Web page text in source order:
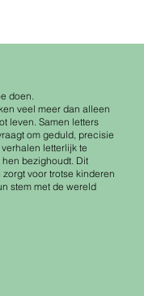
doen.
veel meer dan alleen
leven. Samen letters
om geduld, precisie
letterlijk te
bezighoudt. Dit
voor trotse kinderen
stem met de wereld